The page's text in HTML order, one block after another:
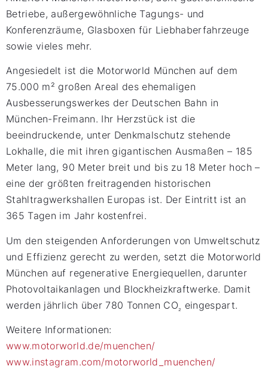
Betriebe, außergewöhnliche Tagungs- und
Konferenzräume, Glasboxen für Liebhaberfahrzeuge
sowie vieles mehr.
Angesiedelt ist die Motorworld München auf dem
75.000 m² großen Areal des ehemaligen
Ausbesserungswerkes der Deutschen Bahn in
München-Freimann. Ihr Herzstück ist die
beeindruckende, unter Denkmalschutz stehende
Lokhalle, die mit ihren gigantischen Ausmaßen – 185
Meter lang, 90 Meter breit und bis zu 18 Meter hoch –
eine der größten freitragenden historischen
Stahltragwerkshallen Europas ist. Der Eintritt ist an
365 Tagen im Jahr kostenfrei.
Um den steigenden Anforderungen von Umweltschutz
und Effizienz gerecht zu werden, setzt die Motorworld
München auf regenerative Energiequellen, darunter
Photovoltaikanlagen und Blockheizkraftwerke. Damit
werden jährlich über 780 Tonnen CO₂ eingespart.
Weitere Informationen:
www.motorworld.de/muenchen/
www.instagram.com/motorworld_muenchen/